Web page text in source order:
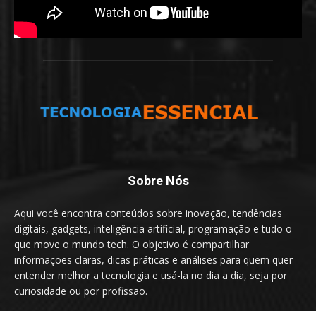
Sobre Nós
Aqui você encontra conteúdos sobre inovação, tendências
digitais, gadgets, inteligência artificial, programação e tudo o
que move o mundo tech. O objetivo é compartilhar
informações claras, dicas práticas e análises para quem quer
entender melhor a tecnologia e usá-la no dia a dia, seja por
curiosidade ou por profissão.